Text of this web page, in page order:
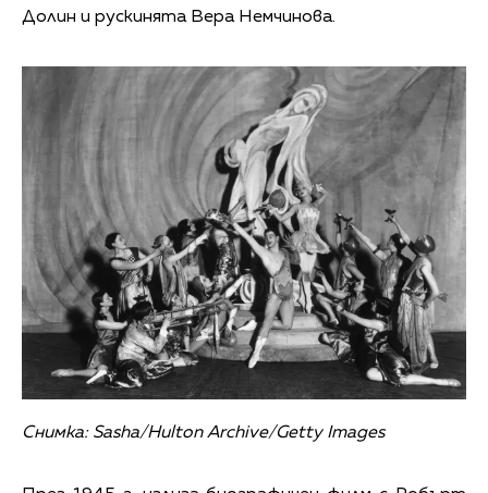
Долин и рускинята Вера Немчинова.
Снимка: Sasha/Hulton Archive/Getty Images